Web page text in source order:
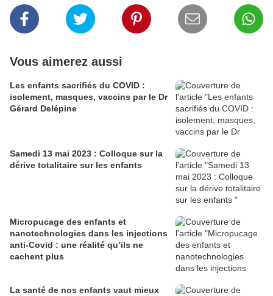
Vous aimerez aussi
Les enfants sacrifiés du COVID :
isolement, masques, vaccins par le Dr
Gérard Delépine
Samedi 13 mai 2023 : Colloque sur la
dérive totalitaire sur les enfants
Micropucage des enfants et
nanotechnologies dans les injections
anti-Covid : une réalité qu’ils ne
cachent plus
La santé de nos enfants vaut mieux